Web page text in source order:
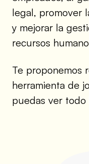
legal, promover
y mejorar la
recursos
Te proponemos
herramienta de
puedas ver